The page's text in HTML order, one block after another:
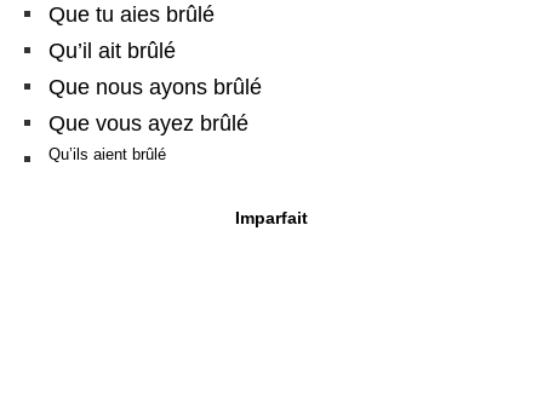
Que tu aies brûlé
Qu’il ait brûlé
Que nous ayons brûlé
Que vous ayez brûlé
Qu’ils aient brûlé
Imparfait